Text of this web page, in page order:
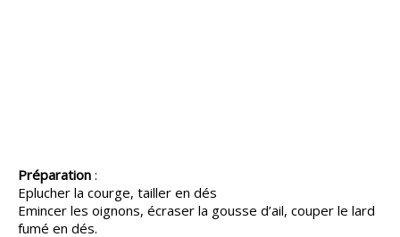
Préparation :
Eplucher la courge, tailler en dés
Emincer les oignons, écraser la gousse d’ail, couper le lard
fumé en dés.